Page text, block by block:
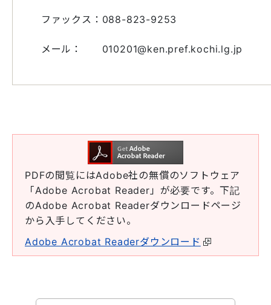
ファックス：088-823-9253
メール： 010201@ken.pref.kochi.lg.jp
PDFの閲覧にはAdobe社の無償のソフトウェア
「Adobe Acrobat Reader」が必要です。下記
のAdobe Acrobat Readerダウンロードページ
から入手してください。
Adobe Acrobat Readerダウンロード